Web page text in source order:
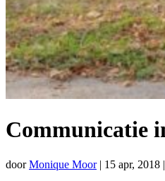
Communicatie
doorMonique Moor| 15 apr, 2018 |